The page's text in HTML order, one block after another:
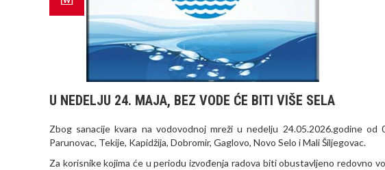
U NEDELJU 24. MAJA, BEZ VODE ĆE BITI VIŠE SELA
Zbog sanacije kvara na vodovodnoj mreži u nedelju 24.05.2026.godine
Parunovac, Tekije, Kapidžija, Dobromir, Gaglovo, Novo Selo i Mali Šiljegovac.
Za korisnike kojima će u periodu izvođenja radova biti obustavljeno redovno